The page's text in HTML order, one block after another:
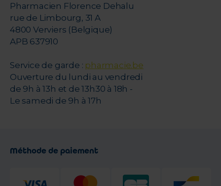
Pharmacien Florence Dehalu
rue de Limbourg, 31 A
4800 Verviers (Belgique)
APB 637910
Service de garde : pharmacie.be
Ouverture du lundi au vendredi
de 9h à 13h et de 13h30 à 18h -
Le samedi de 9h à 17h
Méthode de paiement